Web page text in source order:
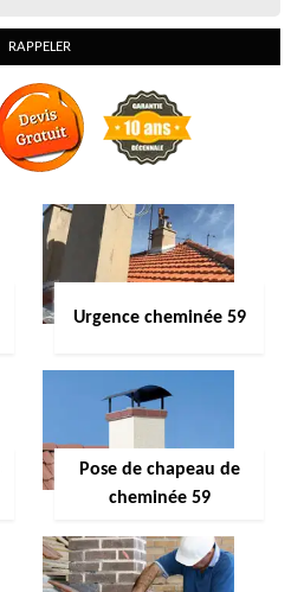
Urgence cheminée 59
Pose de chapeau de
cheminée 59